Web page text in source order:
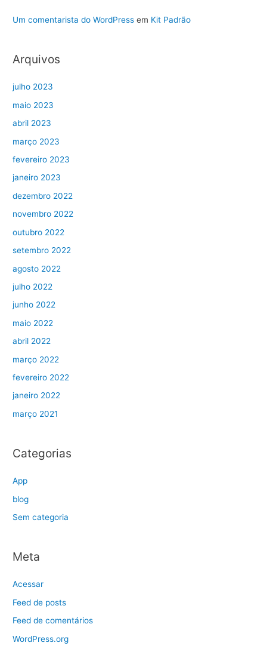
Um comentarista do WordPress em Kit Padrão
Arquivos
julho 2023
maio 2023
abril 2023
março 2023
fevereiro 2023
janeiro 2023
dezembro 2022
novembro 2022
outubro 2022
setembro 2022
agosto 2022
julho 2022
junho 2022
maio 2022
abril 2022
março 2022
fevereiro 2022
janeiro 2022
março 2021
Categorias
App
blog
Sem categoria
Meta
Acessar
Feed de posts
Feed de comentários
WordPress.org